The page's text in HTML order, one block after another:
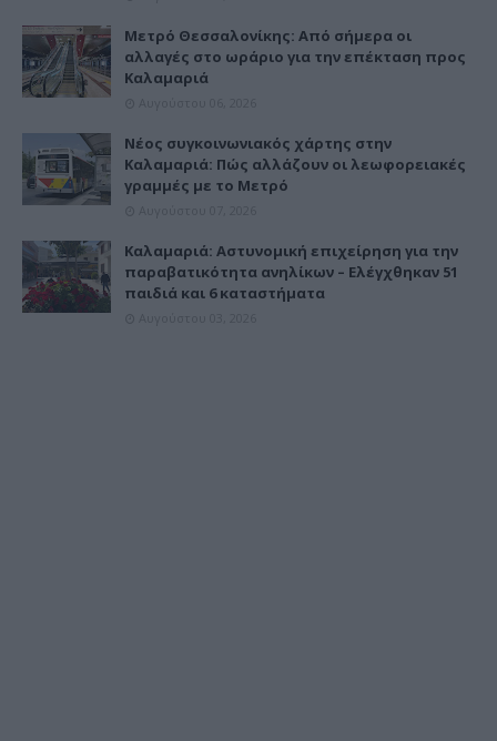
Μετρό Θεσσαλονίκης: Από σήμερα οι
αλλαγές στο ωράριο για την επέκταση προς
Καλαμαριά
Νέος συγκοινωνιακός χάρτης στην
Καλαμαριά: Πώς αλλάζουν οι λεωφορειακές
γραμμές με το Μετρό
Καλαμαριά: Αστυνομική επιχείρηση για την
παραβατικότητα ανηλίκων – Ελέγχθηκαν 51
παιδιά και 6 καταστήματα